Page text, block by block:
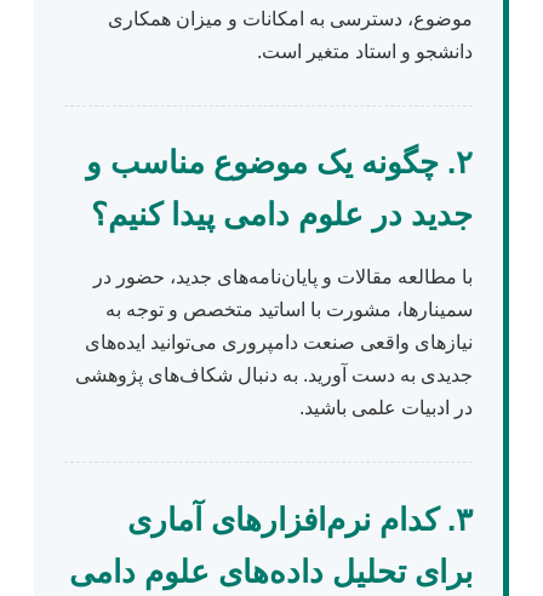
موضوع، دسترسی به امکانات و میزان همکاری
دانشجو و استاد متغیر است.
۲. چگونه یک موضوع مناسب و
جدید در علوم دامی پیدا کنیم؟
با مطالعه مقالات و پایان‌نامه‌های جدید، حضور در
سمینارها، مشورت با اساتید متخصص و توجه به
نیازهای واقعی صنعت دامپروری می‌توانید ایده‌های
جدیدی به دست آورید. به دنبال شکاف‌های پژوهشی
در ادبیات علمی باشید.
۳. کدام نرم‌افزارهای آماری
برای تحلیل داده‌های علوم دامی